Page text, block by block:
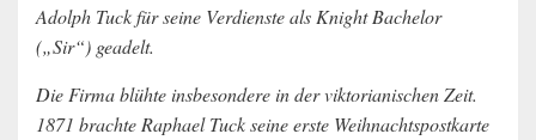
Adolph Tuck für seine Verdienste als Knight Bachelor
(„Sir“) geadelt.
Die Firma blühte insbesondere in der viktorianischen Zeit.
1871 brachte Raphael Tuck seine erste Weihnachtspostkarte